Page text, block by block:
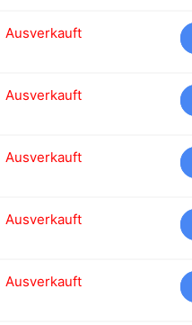
Ausverkauft
Ausverkauft
Ausverkauft
Ausverkauft
Ausverkauft